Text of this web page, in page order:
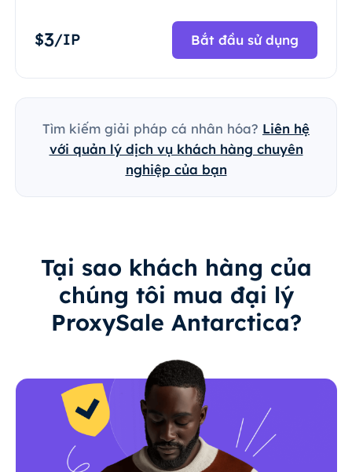
$3/IP Bắt đầu sử dụng
Tìm kiếm giải pháp cá nhân hóa? Liên hệ
với quản lý dịch vụ khách hàng chuyên
nghiệp của bạn
Tại sao khách hàng của
chúng tôi mua đại lý
ProxySale Antarctica?